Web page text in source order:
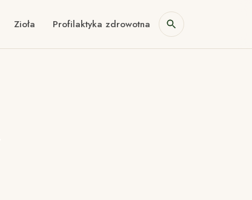
Zioła Profilaktyka zdrowotna